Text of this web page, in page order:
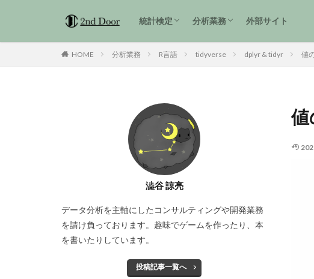
統計検定
1級解説
準1級解説
2級解説
統計検定3級 過去問解説
分析業務
tidyverse
外部サイト
HOME 分析業務 R言語 tidyverse dplyr & tidyr 値
値
澁谷 諒亮
データ分析を主軸にしたコンサルティングや開発業務
を請け負っております。趣味でゲームを作ったり、本
を書いたりしています。
投稿記事一覧へ